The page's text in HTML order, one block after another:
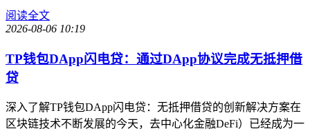
阅读全文
2026-08-06 10:19
TP钱包DApp闪电贷：通过DApp协议完成无抵押借
贷
深入了解TP钱包DApp闪电贷：无抵押借贷的创新解决方案在
区块链技术不断发展的今天，去中心化金融DeFi）已经成为一